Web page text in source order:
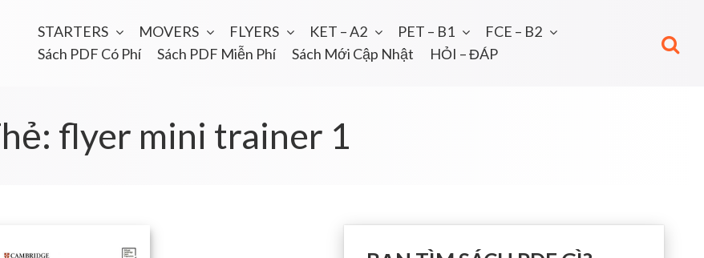
STARTERS MOVERS FLYERS KET – A2 PET – B1
FCE – B2
Sách PDF Có Phí
Sách PDF Miễn Phí Sách Mới Cập Nhật HỎI – ĐÁP
flyer mini trainer 1